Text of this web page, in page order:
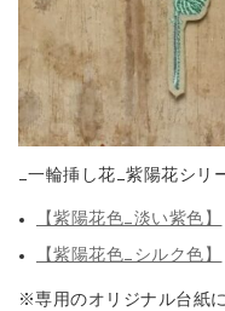
_一輪挿し花_紫陽花シリ
【紫陽花色_淡い紫色】
【紫陽花色_シルク色】
※専用のオリジナル台紙